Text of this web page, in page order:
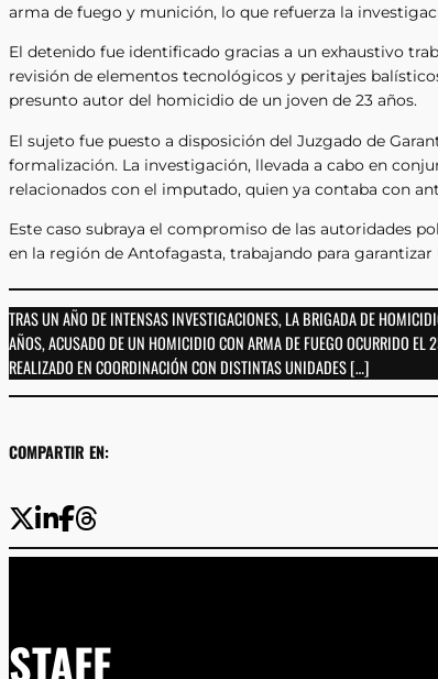
arma de fuego y munición, lo que refuerza la
El detenido fue identificado gracias a un exhaustivo
revisión de elementos tecnológicos y peritajes
presunto autor del homicidio de un joven de 23 años.
El sujeto fue puesto a disposición del Juzgado de
formalización. La investigación, llevada a cabo en
relacionados con el imputado, quien ya contaba con
Este caso subraya el compromiso de las autoridades
en la región de Antofagasta, trabajando para
TRAS UN AÑO DE INTENSAS INVESTIGACIONES, LA BRIGADA DE
AÑOS, ACUSADO DE UN HOMICIDIO CON ARMA DE FUEGO OCURRIDO
REALIZADO EN COORDINACIÓN CON DISTINTAS UNIDADES […]
COMPARTIR EN:
STAFF